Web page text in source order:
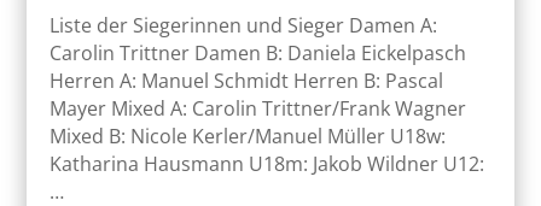
Liste der Siegerinnen und Sieger Damen A:
Carolin Trittner Damen B: Daniela Eickelpasch
Herren A: Manuel Schmidt Herren B: Pascal
Mayer Mixed A: Carolin Trittner/Frank Wagner
Mixed B: Nicole Kerler/Manuel Müller U18w:
Katharina Hausmann U18m: Jakob Wildner U12:
…